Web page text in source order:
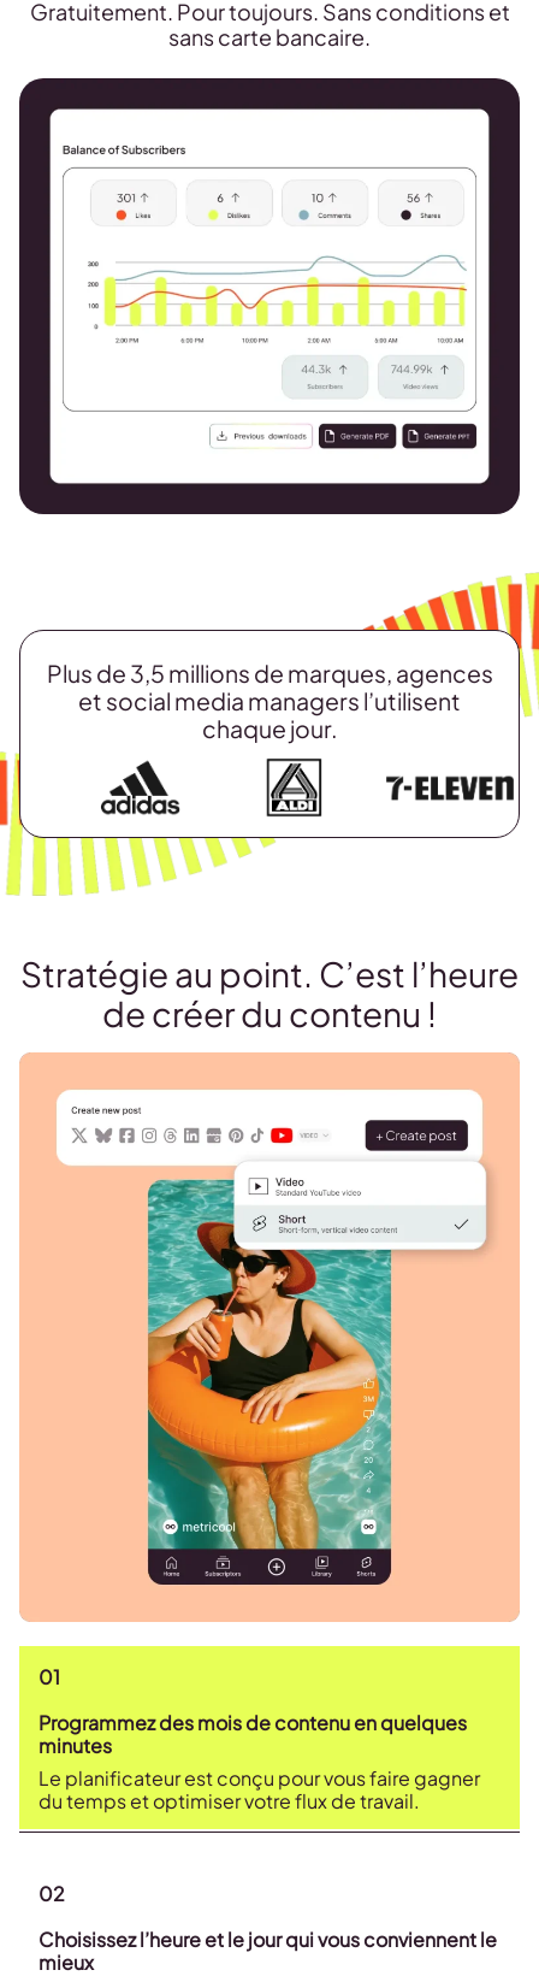
Gratuitement. Pour toujours. Sans conditions et
sans carte bancaire.
Plus de 3,5 millions de marques, agences
et social media managers l’utilisent
chaque jour.
Stratégie au point. C’est l’heure
de créer du contenu !
01
Programmez des mois de contenu en quelques
minutes
Le planificateur est conçu pour vous faire gagner
du temps et optimiser votre flux de travail.
02
Choisissez l’heure et le jour qui vous conviennent le
mieux